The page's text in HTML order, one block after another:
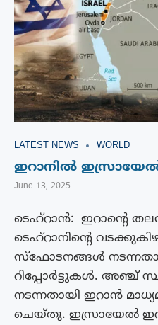
LATEST NEWS WORLD
ഇറാനിൽ
June 13, 2025
ടെഹ്‌റാൻ: ഇറാന്റെ
ടെഹ്റാനിന്റെ
സ്ഫോടനങ്ങൾ
റിപ്പോർട്ടുകൾ. അഞ്ച്
നടന്നതായി ഇറാൻ
ചെയ്തു. ഇസ്രായേൽ